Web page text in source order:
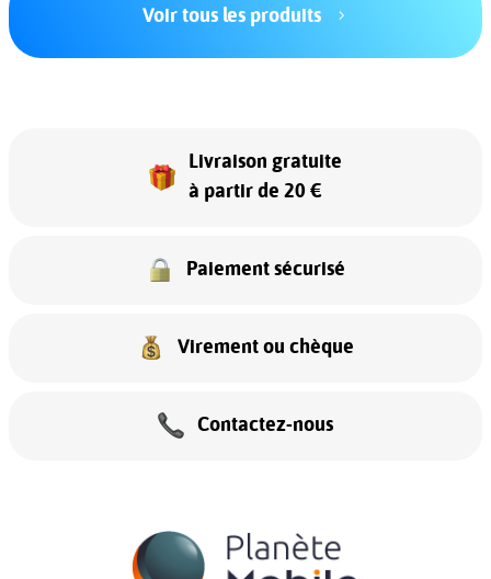
Voir tous les produits
Livraison gratuite
à partir de 20 €
Paiement sécurisé
Virement ou chèque
Contactez-nous